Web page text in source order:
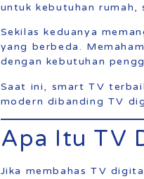
untuk kebutuhan rumah,
Sekilas keduanya
yang berbeda.
dengan kebutuhan
Saat ini, smart TV
modern dibanding TV
Apa Itu TV
Jika membahas TV